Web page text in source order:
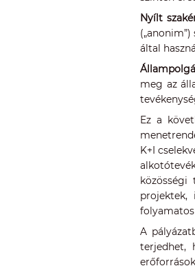
Nyílt
által
meg az
Ez a
K+I
közösségi
projektek,
A
terjedhet,